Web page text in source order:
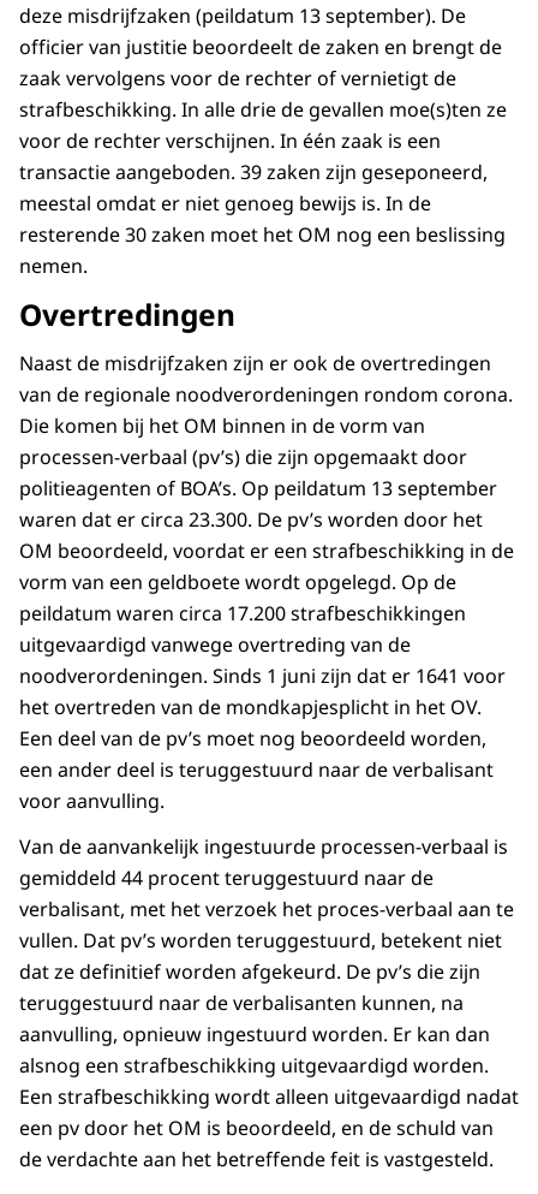
deze misdrijfzaken (peildatum 13 september). De
officier van justitie beoordeelt de zaken en brengt de
zaak vervolgens voor de rechter of vernietigt de
strafbeschikking. In alle drie de gevallen moe(s)ten ze
voor de rechter verschijnen. In één zaak is een
transactie aangeboden. 39 zaken zijn geseponeerd,
meestal omdat er niet genoeg bewijs is. In de
resterende 30 zaken moet het OM nog een beslissing
nemen.
Overtredingen
Naast de misdrijfzaken zijn er ook de overtredingen
van de regionale noodverordeningen rondom corona.
Die komen bij het OM binnen in de vorm van
processen-verbaal (pv’s) die zijn opgemaakt door
politieagenten of BOA’s. Op peildatum 13 september
waren dat er circa 23.300. De pv’s worden door het
OM beoordeeld, voordat er een strafbeschikking in de
vorm van een geldboete wordt opgelegd. Op de
peildatum waren circa 17.200 strafbeschikkingen
uitgevaardigd vanwege overtreding van de
noodverordeningen. Sinds 1 juni zijn dat er 1641 voor
het overtreden van de mondkapjesplicht in het OV.
Een deel van de pv’s moet nog beoordeeld worden,
een ander deel is teruggestuurd naar de verbalisant
voor aanvulling.
Van de aanvankelijk ingestuurde processen-verbaal is
gemiddeld 44 procent teruggestuurd naar de
verbalisant, met het verzoek het proces-verbaal aan te
vullen. Dat pv’s worden teruggestuurd, betekent niet
dat ze definitief worden afgekeurd. De pv’s die zijn
teruggestuurd naar de verbalisanten kunnen, na
aanvulling, opnieuw ingestuurd worden. Er kan dan
alsnog een strafbeschikking uitgevaardigd worden.
Een strafbeschikking wordt alleen uitgevaardigd nadat
een pv door het OM is beoordeeld, en de schuld van
de verdachte aan het betreffende feit is vastgesteld.